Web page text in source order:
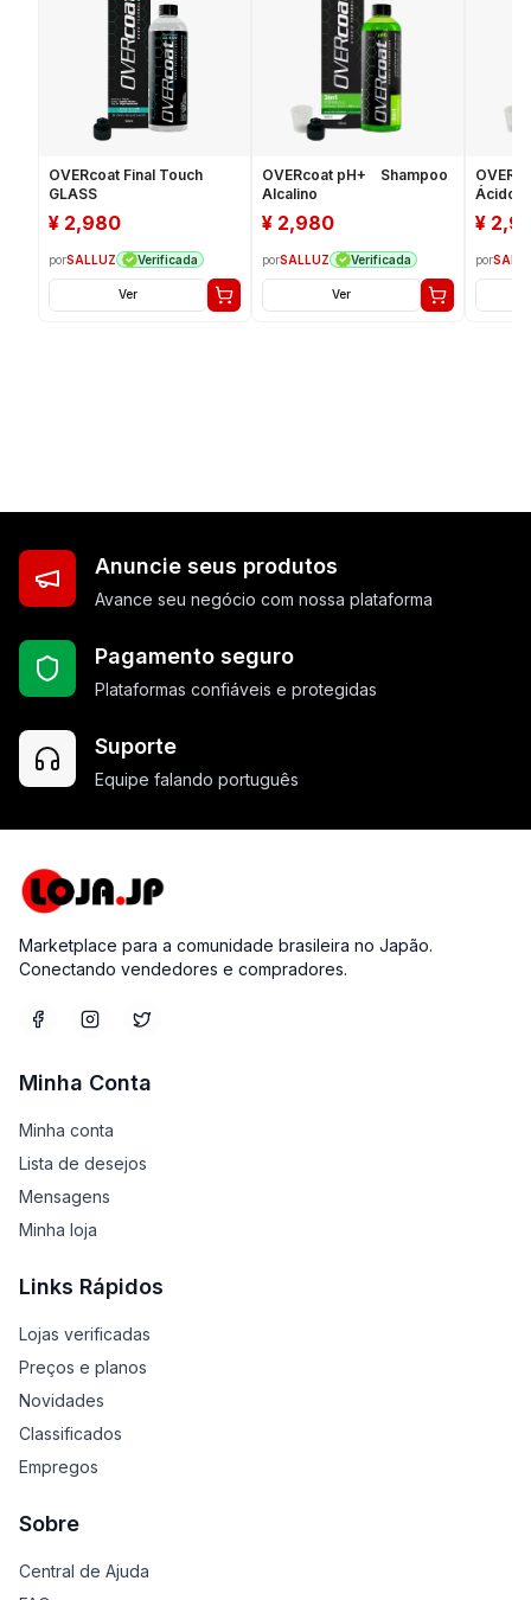
OVERcoat Final Touch
GLASS
¥ 2,980
porSALLUZ Verificada
Ver
OVERcoat pH+ Shampoo
Alcalino
¥ 2,980
porSALLUZ Verificada
Ver
Ácido
¥
por
Anuncie seus produtos
Avance seu negócio com nossa plataforma
Pagamento seguro
Plataformas confiáveis e protegidas
Suporte
Equipe falando português
Marketplace para a comunidade brasileira no Japão.
Conectando vendedores e compradores.
Minha Conta
Minha conta
Lista de desejos
Mensagens
Minha loja
Links Rápidos
Lojas verificadas
Preços e planos
Novidades
Classificados
Empregos
Sobre
Central de Ajuda